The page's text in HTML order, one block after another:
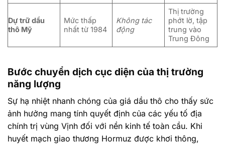
Dự trữ dầu
thô Mỹ
Mức thấp
nhất từ 1984
Không tác
động
Thị trường
phớt lờ, tập
trung vào
Trung Đông
Bước chuyển dịch cục diện của thị trường
năng lượng
Sự hạ nhiệt nhanh chóng của giá dầu thô cho thấy sức
ảnh hưởng mang tính quyết định của các yếu tố địa
chính trị vùng Vịnh đối với nền kinh tế toàn cầu. Khi
huyết mạch giao thương Hormuz được khơi thông,